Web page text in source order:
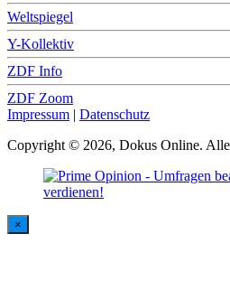
Weltspiegel
Y-Kollektiv
ZDF Info
ZDF Zoom
Impressum | Datenschutz
Copyright © 2026, Dokus Online. Alle
×